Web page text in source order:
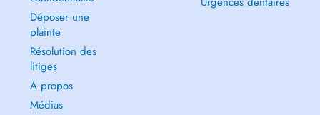
Déposer une
plainte
Résolution des
litiges
A propos
Médias